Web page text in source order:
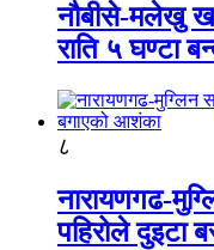
नौबीसे-मलेखु
राति ५ घण्टा
८
नारायणगढ-
पहिरोले दुइटा